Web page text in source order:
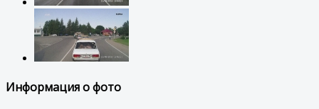
Информация о фото